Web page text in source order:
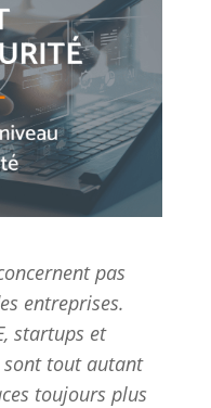
pas
entreprises.
startups et
tout autant
toujours plus